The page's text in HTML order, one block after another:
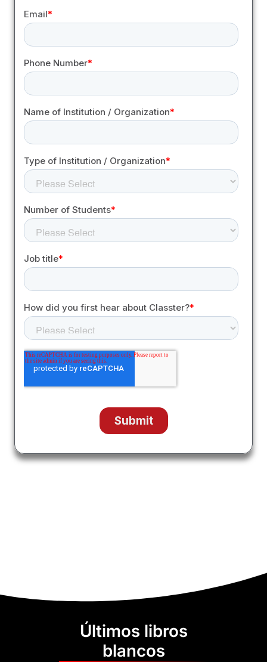
Últimos libros
blancos